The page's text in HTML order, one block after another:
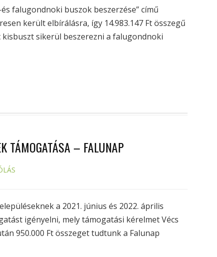
falugondnoki buszok beszerzése” című
került elbírálásra, így 14.983.147 Ft összegű
sikerül beszerezni a falugondnoki
TÁMOGATÁSA – FALUNAP
a 2021. június és 2022. április
igényelni, mely támogatási kérelmet Vécs
950.000 Ft összeget tudtunk a Falunap